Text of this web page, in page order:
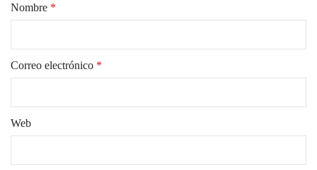
Nombre *
Correo electrónico *
Web